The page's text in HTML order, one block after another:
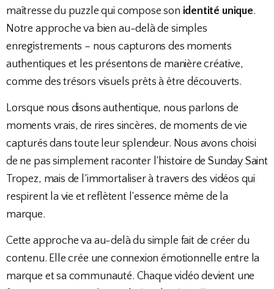
maîtresse du puzzle qui compose son identité unique.
Notre approche va bien au-delà de simples
enregistrements – nous capturons des moments
authentiques et les présentons de manière créative,
comme des trésors visuels prêts à être découverts.
Lorsque nous disons authentique, nous parlons de
moments vrais, de rires sincères, de moments de vie
capturés dans toute leur splendeur. Nous avons choisi
de ne pas simplement raconter l’histoire de Sunday Saint
Tropez, mais de l’immortaliser à travers des vidéos qui
respirent la vie et reflètent l’essence même de la
marque.
Cette approche va au-delà du simple fait de créer du
contenu. Elle crée une connexion émotionnelle entre la
marque et sa communauté. Chaque vidéo devient une